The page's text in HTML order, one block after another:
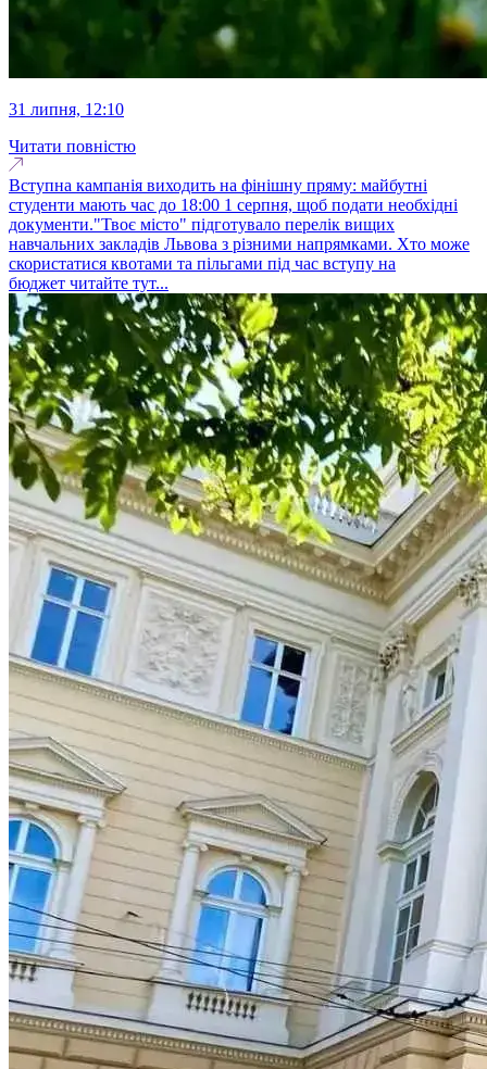
31 липня, 12:10
Читати повністю
Вступна кампанія виходить на фінішну пряму: майбутні
студенти мають час до 18:00 1 серпня, щоб подати необхідні
документи."Твоє місто" підготувало перелік вищих
навчальних закладів Львова з різними напрямками. Хто може
скористатися квотами та пільгами під час вступу на
бюджет читайте тут...